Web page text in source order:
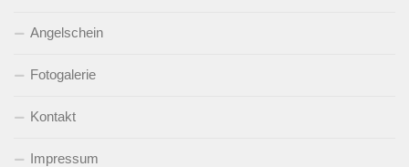
Angelschein
Fotogalerie
Kontakt
Impressum